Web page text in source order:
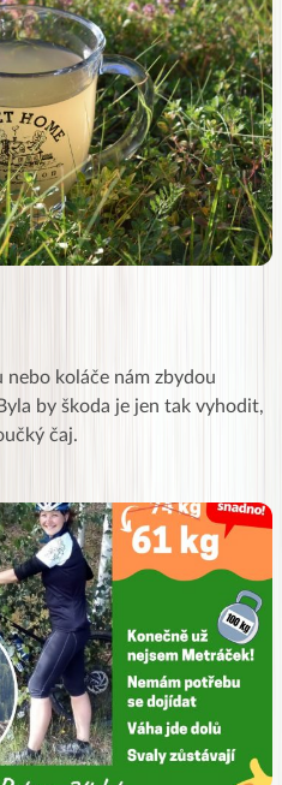
koláče nám zbydou
by škoda je jen tak vyhodit,
čaj.